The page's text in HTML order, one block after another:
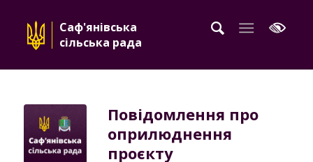
Саф'янівська
сільська рада
Повідомлення про
оприлюднення
проєкту